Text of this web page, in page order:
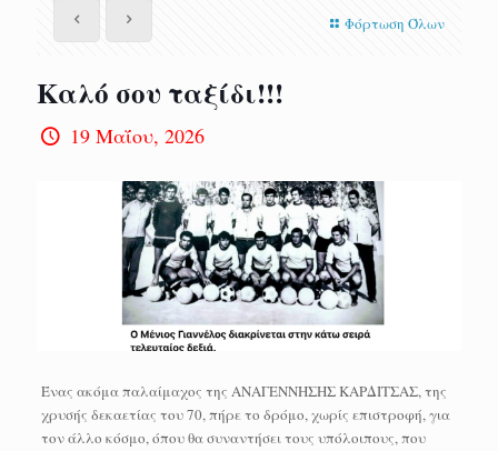
Φόρτωση Όλων
Καλό σου ταξίδι!!!
19 Μαΐου, 2026
Ένας ακόμα παλαίμαχος της ΑΝΑΓΕΝΝΗΣΗΣ ΚΑΡΔΙΤΣΑΣ, της
χρυσής δεκαετίας του 70, πήρε το δρόμο, χωρίς επιστροφή, για
τον άλλο κόσμο, όπου θα συναντήσει τους υπόλοιπους, που